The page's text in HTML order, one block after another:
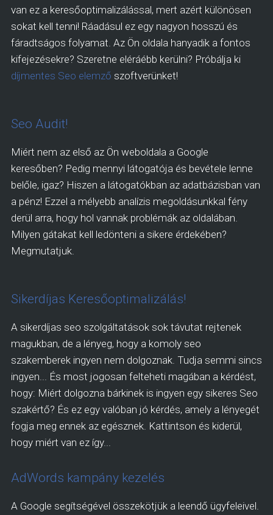
van ez a keresőoptimalizálással, mert azért különösen
sokat kell tenni! Ráadásul ez egy nagyon hosszú és
fáradtságos folyamat. Az Ön oldala hanyadik a fontos
kifejezésekre? Szeretne eléráébb kerülni? Próbálja ki
díjmentes Seo elemző szoftverünket!
Seo Audit!
Miért nem az első az Ön weboldala a Google
keresőben? Pedig mennyi látogatója és bevétele lenne
belőle, igaz? Hiszen a látogatókban az adatbázisban van
a pénz! Ezzel a mélyebb analízis megoldásunkkal fény
derül arra, hogy hol vannak problémák az oldalában.
Milyen gátakat kell ledönteni a sikere érdekében?
Megmutatjuk.
Sikerdíjas Keresőoptimalizálás!
A sikerdíjas seo szolgáltatások sok távutat rejtenek
magukban, de a lényeg, hogy a komoly seo
szakemberek ingyen nem dolgoznak. Tudja semmi sincs
ingyen... És most jogosan felteheti magában a kérdést,
hogy: Miért dolgozna bárkinek is ingyen egy sikeres Seo
szakértő? És ez egy valóban jó kérdés, amely a lényegét
fogja meg ennek az egésznek. Kattintson és kiderül,
hogy miért van ez így...
AdWords kampány kezelés
A Google segítségével összekötjük a leendő ügyfeleivel.